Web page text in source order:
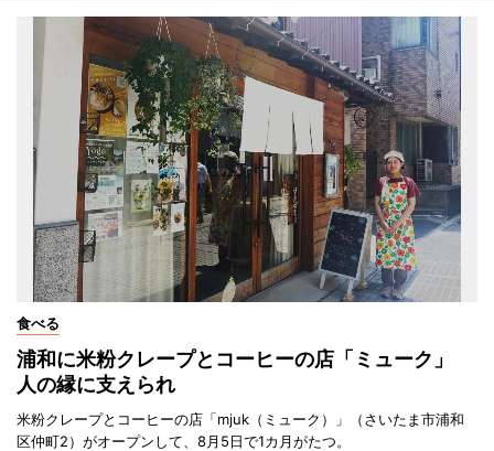
食べる
浦和に米粉クレープとコーヒーの店「ミューク」
人の縁に支えられ
米粉クレープとコーヒーの店「mjuk（ミューク）」（さいたま市浦和
区仲町2）がオープンして、8月5日で1カ月がたつ。